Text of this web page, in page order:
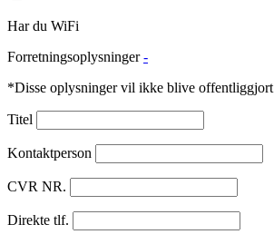
Har du WiFi
Forretningsoplysninger -
*Disse oplysninger vil ikke blive offentliggjort
Titel
Kontaktperson
CVR NR.
Direkte tlf.